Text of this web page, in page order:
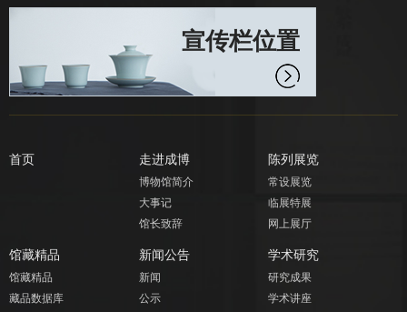
宣传栏位置
首页 走进成博
博物馆简介
大事记
馆长致辞
陈列展览
常设展览
临展特展
网上展厅
馆藏精品
馆藏精品
藏品数据库
新闻公告
新闻
公示
学术研究
研究成果
学术讲座